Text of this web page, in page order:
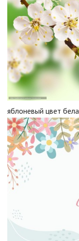
яблоневый цвет